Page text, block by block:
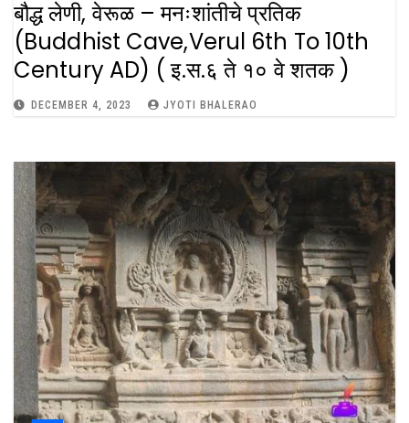
बौद्ध लेणी, वेरूळ – मनःशांतीचे प्रतिक
(Buddhist Cave,verul 6th To 10th
Century AD) ( इ.स.६ ते १० वे शतक )
DECEMBER 4, 2023 JYOTI BHALERAO